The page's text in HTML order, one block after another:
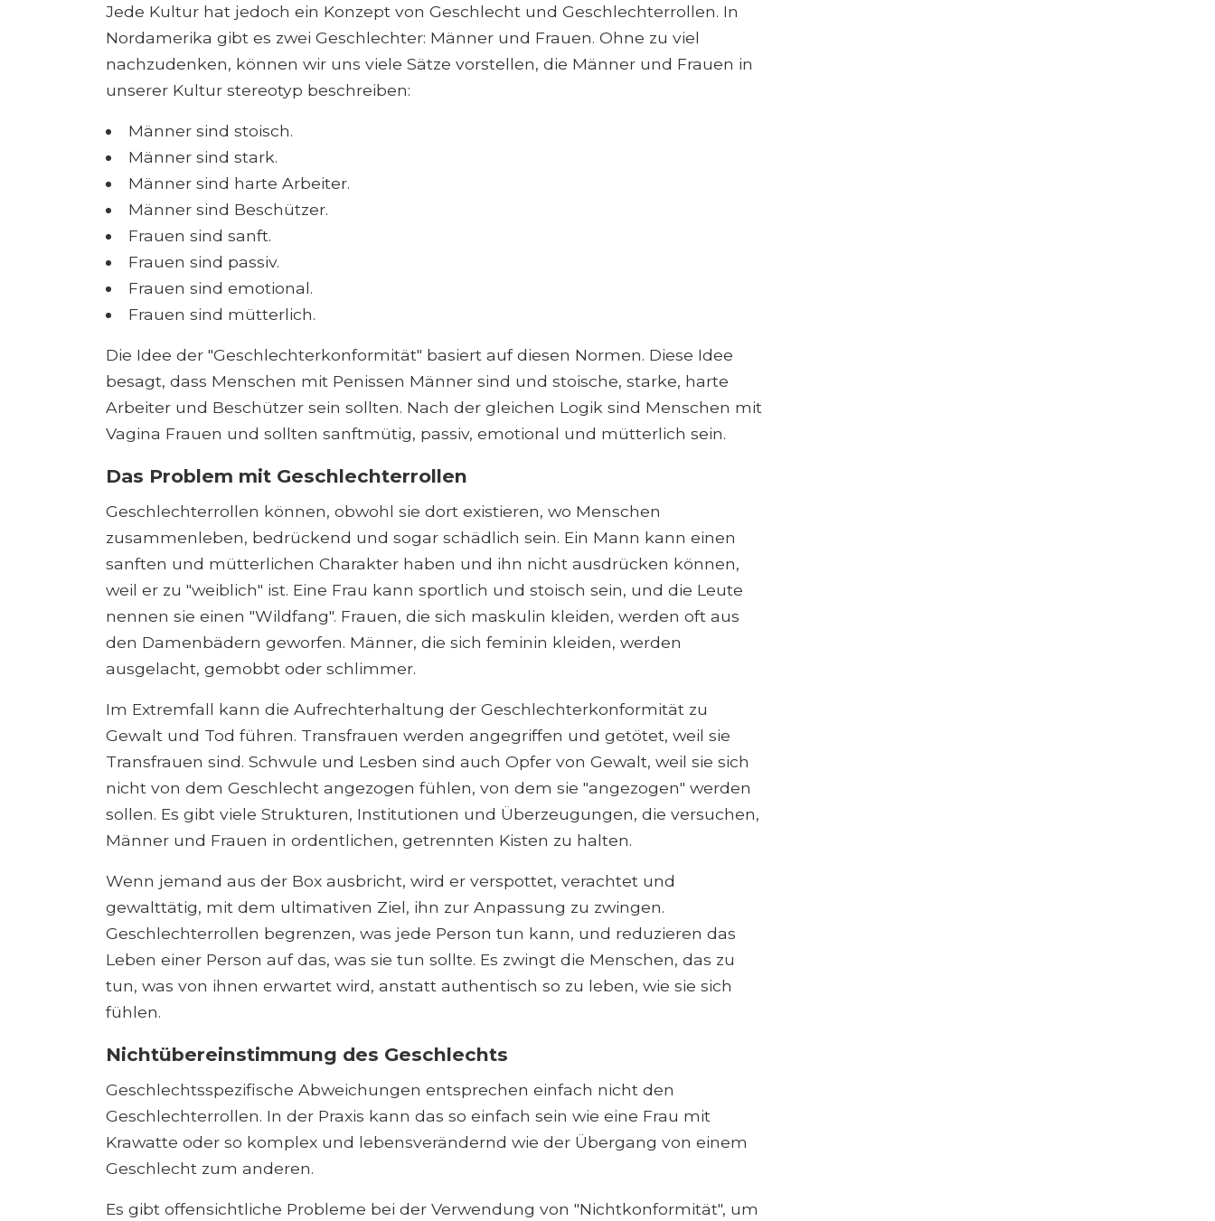
Jede Kultur hat jedoch ein Konzept von Geschlecht und Geschlechterrollen. In
Nordamerika gibt es zwei Geschlechter: Männer und Frauen. Ohne zu viel
nachzudenken, können wir uns viele Sätze vorstellen, die Männer und Frauen in
unserer Kultur stereotyp beschreiben:
Männer sind stoisch.
Männer sind stark.
Männer sind harte Arbeiter.
Männer sind Beschützer.
Frauen sind sanft.
Frauen sind passiv.
Frauen sind emotional.
Frauen sind mütterlich.
Die Idee der "Geschlechterkonformität" basiert auf diesen Normen. Diese Idee
besagt, dass Menschen mit Penissen Männer sind und stoische, starke, harte
Arbeiter und Beschützer sein sollten. Nach der gleichen Logik sind Menschen mit
Vagina Frauen und sollten sanftmütig, passiv, emotional und mütterlich sein.
Das Problem mit Geschlechterrollen
Geschlechterrollen können, obwohl sie dort existieren, wo Menschen
zusammenleben, bedrückend und sogar schädlich sein. Ein Mann kann einen
sanften und mütterlichen Charakter haben und ihn nicht ausdrücken können,
weil er zu "weiblich" ist. Eine Frau kann sportlich und stoisch sein, und die Leute
nennen sie einen "Wildfang". Frauen, die sich maskulin kleiden, werden oft aus
den Damenbädern geworfen. Männer, die sich feminin kleiden, werden
ausgelacht, gemobbt oder schlimmer.
Im Extremfall kann die Aufrechterhaltung der Geschlechterkonformität zu
Gewalt und Tod führen. Transfrauen werden angegriffen und getötet, weil sie
Transfrauen sind. Schwule und Lesben sind auch Opfer von Gewalt, weil sie sich
nicht von dem Geschlecht angezogen fühlen, von dem sie "angezogen" werden
sollen. Es gibt viele Strukturen, Institutionen und Überzeugungen, die versuchen,
Männer und Frauen in ordentlichen, getrennten Kisten zu halten.
Wenn jemand aus der Box ausbricht, wird er verspottet, verachtet und
gewalttätig, mit dem ultimativen Ziel, ihn zur Anpassung zu zwingen.
Geschlechterrollen begrenzen, was jede Person tun kann, und reduzieren das
Leben einer Person auf das, was sie tun sollte. Es zwingt die Menschen, das zu
tun, was von ihnen erwartet wird, anstatt authentisch so zu leben, wie sie sich
fühlen.
Nichtübereinstimmung des Geschlechts
Geschlechtsspezifische Abweichungen entsprechen einfach nicht den
Geschlechterrollen. In der Praxis kann das so einfach sein wie eine Frau mit
Krawatte oder so komplex und lebensverändernd wie der Übergang von einem
Geschlecht zum anderen.
Es gibt offensichtliche Probleme bei der Verwendung von "Nichtkonformität", um